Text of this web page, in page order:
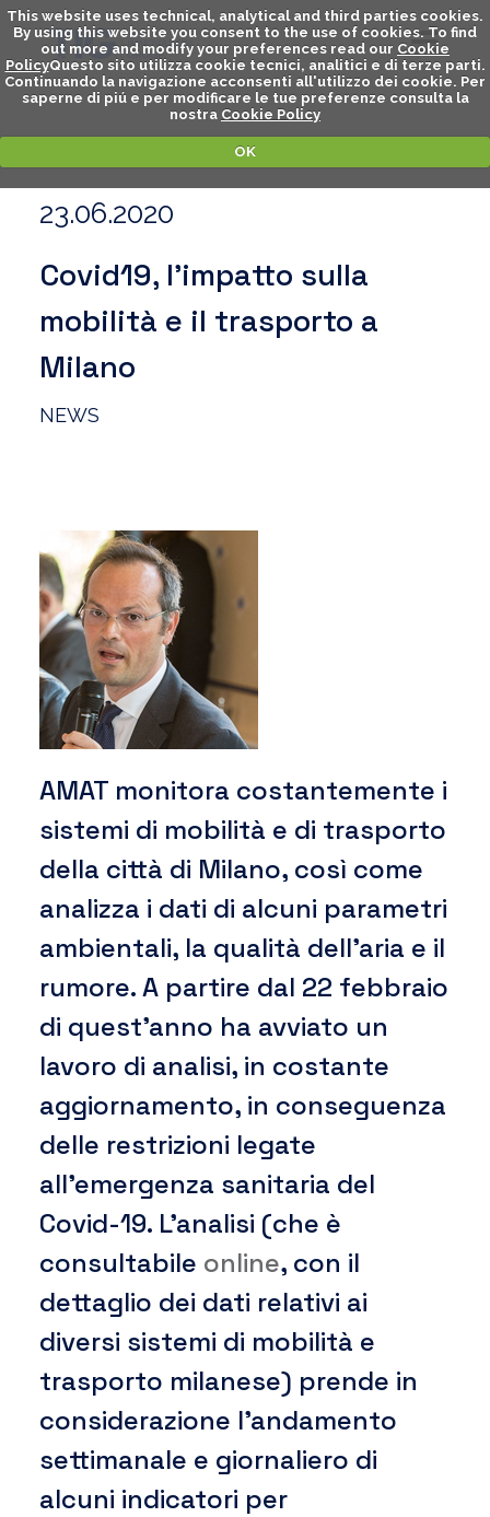
This website uses technical, analytical and third parties cookies.
By using this website you consent to the use of cookies. To find
out more and modify your preferences read our Cookie
PolicyQuesto sito utilizza cookie tecnici, analitici e di terze parti.
Continuando la navigazione acconsenti all'utilizzo dei cookie. Per
saperne di piú e per modificare le tue preferenze consulta la
nostra Cookie Policy
OK
23.06.2020
Covid19, l’impatto sulla
mobilità e il trasporto a
Milano
NEWS
AMAT monitora costantemente i
sistemi di mobilità e di trasporto
della città di Milano, così come
analizza i dati di alcuni parametri
ambientali, la qualità dell’aria e il
rumore. A partire dal 22 febbraio
di quest’anno ha avviato un
lavoro di analisi, in costante
aggiornamento, in conseguenza
delle restrizioni legate
all’emergenza sanitaria del
Covid-19. L’analisi (che è
consultabile online, con il
dettaglio dei dati relativi ai
diversi sistemi di mobilità e
trasporto milanese) prende in
considerazione l’andamento
settimanale e giornaliero di
alcuni indicatori per